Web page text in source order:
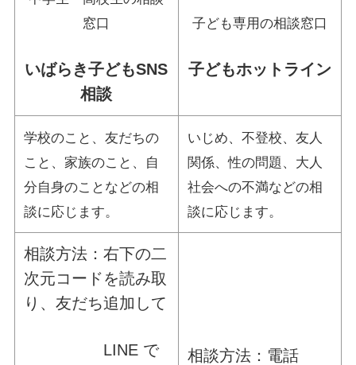
窓口
いばらき子どもSNS
相談
子ども専用の相談窓口
子どもホットライン
学校のこと、友だちの
こと、家族のこと、自
分自身のことなどの相
談に応じます。
いじめ、不登校、友人
関係、性の問題、大人
社会への不満などの相
談に応じます。
相談方法：右下の二
次元コードを読み取
り、友だち追加して
LINE で 相談方法：電話